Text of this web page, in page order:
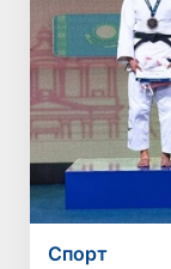
Спорт